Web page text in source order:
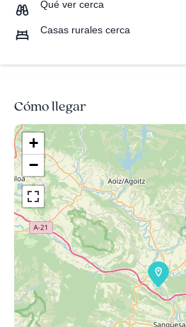
Qué ver cerca
Casas rurales cerca
Cómo llegar
+
−